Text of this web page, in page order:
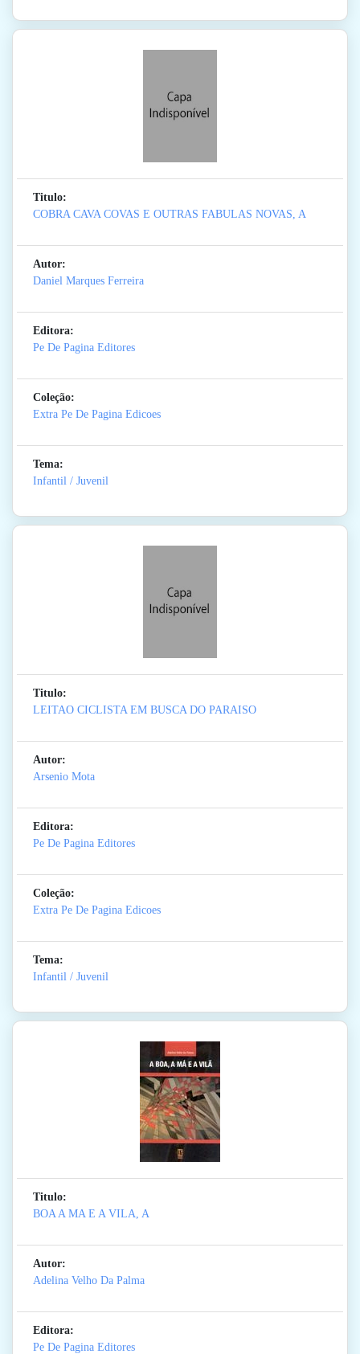
Titulo:
COBRA CAVA COVAS E OUTRAS FABULAS NOVAS, A
Autor:
Daniel Marques Ferreira
Editora:
Pe De Pagina Editores
Coleção:
Extra Pe De Pagina Edicoes
Tema:
Infantil / Juvenil
Titulo:
LEITAO CICLISTA EM BUSCA DO PARAISO
Autor:
Arsenio Mota
Editora:
Pe De Pagina Editores
Coleção:
Extra Pe De Pagina Edicoes
Tema:
Infantil / Juvenil
Titulo:
BOA A MA E A VILA, A
Autor:
Adelina Velho Da Palma
Editora:
Pe De Pagina Editores